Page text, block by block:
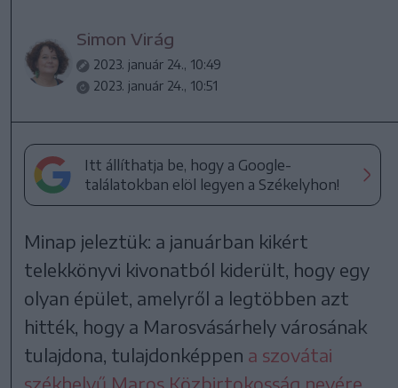
Simon Virág
2023. január 24., 10:49
2023. január 24., 10:51
Itt állíthatja be, hogy a Google-
találatokban elöl legyen a Székelyhon!
Minap jeleztük: a januárban kikért
telekkönyvi kivonatból kiderült, hogy egy
olyan épület, amelyről a legtöbben azt
hitték, hogy a Marosvásárhely városának
tulajdona, tulajdonképpen a szovátai
székhelyű Maros Közbirtokosság nevére